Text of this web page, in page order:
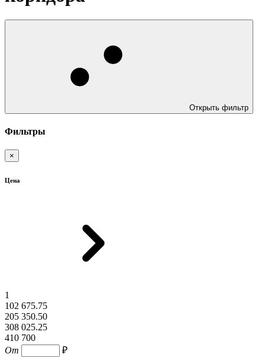
Открыть фильтр
Фильтры
×
Цена
1
102 675.75
205 350.50
308 025.25
410 700
От
₽